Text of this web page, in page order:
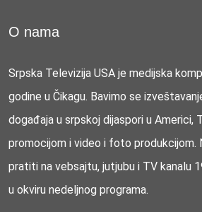
O nama
Srpska Televizija USA je medijska
godine u Čikagu. Bavimo se
događaja u srpskoj dijaspori u Americi,
promocijom i video i foto produkcijom.
pratiti na vebsajtu, jutjubu i TV kanalu
u okviru nedeljnog programa.